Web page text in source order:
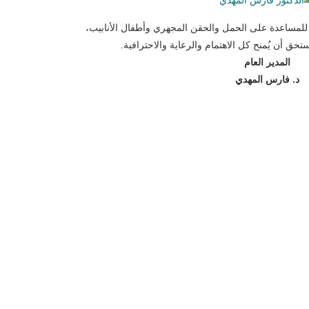
على الحمل والحقن المجهري وأطفال الأنابيب،
أن يُمنح كل الاهتمام والرعاية والاحترافية.
المدير العام
د. فارس المهدي